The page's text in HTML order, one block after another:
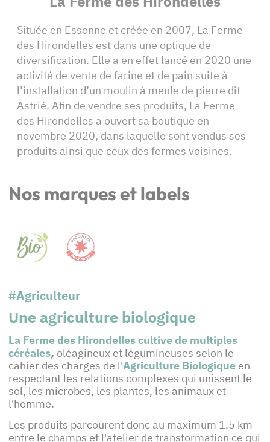
Située en Essonne et créée en 2007, La Ferme
des Hirondelles est dans une optique de
diversification. Elle a en effet lancé en 2020 une
activité de vente de farine et de pain suite à
l’installation d’un moulin à meule de pierre dit
Astrié. Afin de vendre ses produits, La Ferme
des Hirondelles a ouvert sa boutique en
novembre 2020, dans laquelle sont vendus ses
produits ainsi que ceux des fermes voisines.
Nos marques et labels
#Agriculteur
Une agriculture biologique
La Ferme des Hirondellescultive de multiples
céréales, oléagineux et légumineuses selon le
cahier des charges de l'Agriculture Biologique en
respectant les relations complexes qui unissent le
sol, les microbes, les plantes, les animaux et
l'homme.
Les produits parcourent donc au maximum 1.5 km
entre le champs et l'atelier de transformation ce qui